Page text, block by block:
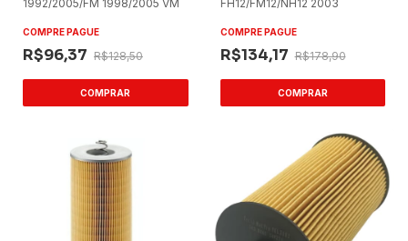
1992/2005/FM 1998/2005 VM
COMPRE PAGUE
R$96,37 R$128,50
FH12/FM12/NH12 2003
COMPRE PAGUE
R$134,17 R$178,90